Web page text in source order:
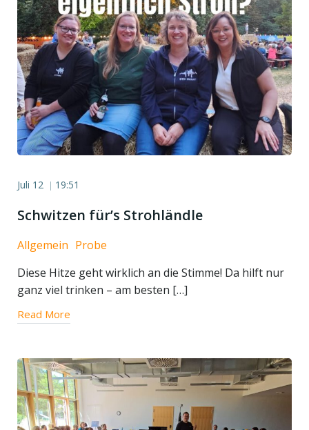
Juli 12 | 19:51
Schwitzen für’s Strohländle
Allgemein Probe
Diese Hitze geht wirklich an die Stimme! Da hilft nur
ganz viel trinken – am besten […]
Read More